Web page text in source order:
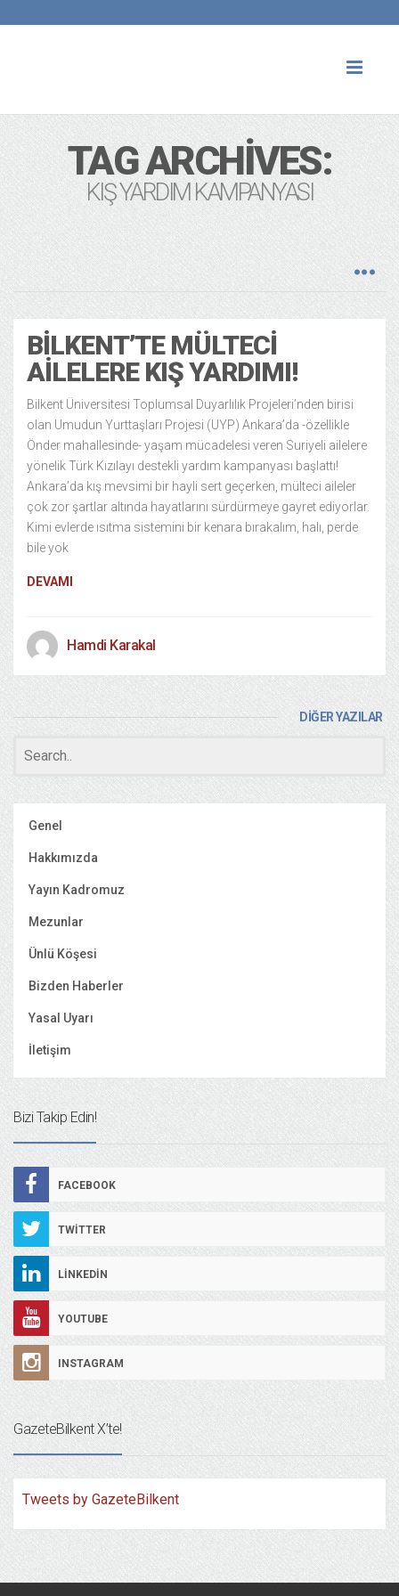
TAG ARCHIVES:
KIŞ YARDIM KAMPANYASI
BILKENT’TE MÜLTECI
AILELERE KIŞ YARDIMI!
Bilkent Üniversitesi Toplumsal Duyarlılık Projeleri’nden birisi
olan Umudun Yurttaşları Projesi (UYP) Ankara’da -özellikle
Önder mahallesinde- yaşam mücadelesi veren Suriyeli ailelere
yönelik Türk Kızılayı destekli yardım kampanyası başlattı!
Ankara’da kış mevsimi bir hayli sert geçerken, mülteci aileler
çok zor şartlar altında hayatlarını sürdürmeye gayret ediyorlar.
Kimi evlerde ısıtma sistemini bir kenara bırakalım, halı, perde
bile yok
DEVAMI
Hamdi Karakal
DİĞER YAZILAR
Genel
Hakkımızda
Yayın Kadromuz
Mezunlar
Ünlü Köşesi
Bizden Haberler
Yasal Uyarı
İletişim
Bizi Takip Edin!
FACEBOOK
TWITTER
LINKEDIN
YOUTUBE
INSTAGRAM
GazeteBilkent X’te!
Tweets by GazeteBilkent